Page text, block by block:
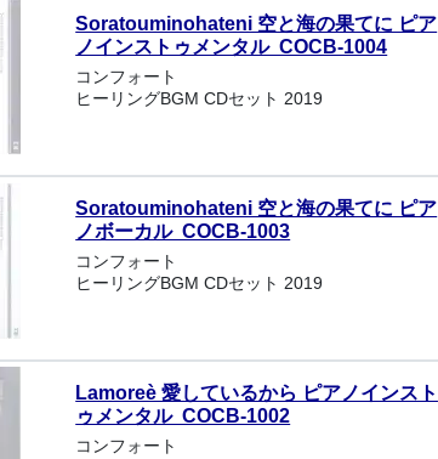
Soratouminohateni 空と海の果てに ピア
ノインストゥメンタル COCB-1004
コンフォート
ヒーリングBGM CDセット 2019
Soratouminohateni 空と海の果てに ピア
ノボーカル COCB-1003
コンフォート
ヒーリングBGM CDセット 2019
Lamoreè 愛しているから ピアノインスト
ゥメンタル COCB-1002
コンフォート